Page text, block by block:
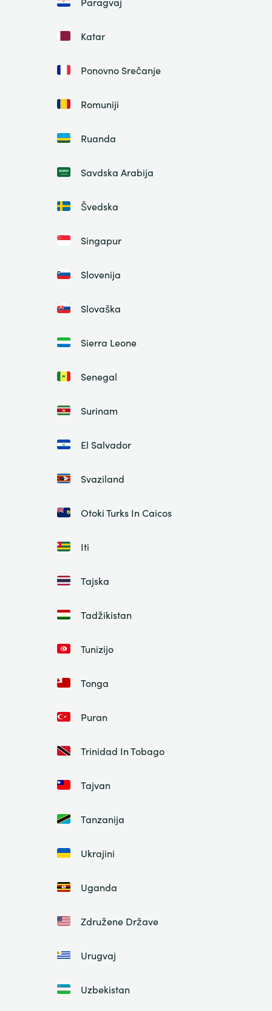
Katar
Ponovno Srečanje
Romuniji
Ruanda
Savdska Arabija
Švedska
Singapur
Slovenija
Slovaška
Sierra Leone
Senegal
Surinam
El Salvador
Svaziland
Otoki Turks In Caicos
Iti
Tajska
Tadžikistan
Tunizijo
Tonga
Puran
Trinidad In Tobago
Tajvan
Tanzanija
Ukrajini
Uganda
Združene Države
Urugvaj
Uzbekistan